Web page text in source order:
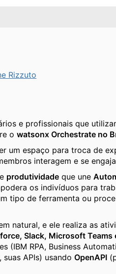
Rizzuto
e profissionais que
o watsonx Orchestrate no
um espaço para troca de
interagem e se
produtividade que une
os indivíduos para
tipo de ferramenta ou
natural, e ele realiza as
Slack, Microsoft Teams
(IBM RPA, Business
APIs) usando OpenAPI